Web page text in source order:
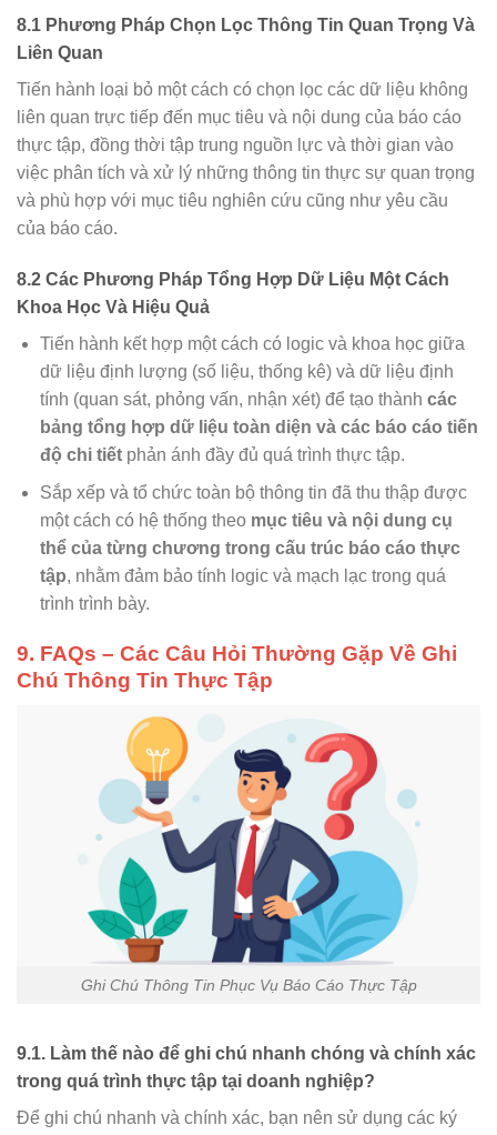
8.1 Phương Pháp Chọn Lọc Thông Tin Quan Trọng Và
Liên Quan
Tiến hành loại bỏ một cách có chọn lọc các dữ liệu không
liên quan trực tiếp đến mục tiêu và nội dung của báo cáo
thực tập, đồng thời tập trung nguồn lực và thời gian vào
việc phân tích và xử lý những thông tin thực sự quan trọng
và phù hợp với mục tiêu nghiên cứu cũng như yêu cầu
của báo cáo.
8.2 Các Phương Pháp Tổng Hợp Dữ Liệu Một Cách
Khoa Học Và Hiệu Quả
Tiến hành kết hợp một cách có logic và khoa học giữa
dữ liệu định lượng (số liệu, thống kê) và dữ liệu định
tính (quan sát, phỏng vấn, nhận xét) để tạo thành các
bảng tổng hợp dữ liệu toàn diện và các báo cáo tiến
độ chi tiếtphản ánh đầy đủ quá trình thực tập.
Sắp xếp và tổ chức toàn bộ thông tin đã thu thập được
một cách có hệ thống theo mục tiêu và nội dung cụ
thể của từng chương trong cấu trúc báo cáo thực
tập, nhằm đảm bảo tính logic và mạch lạc trong quá
trình trình bày.
9. FAQs – Các Câu Hỏi Thường Gặp Về Ghi
Chú Thông Tin Thực Tập
Ghi Chú Thông Tin Phục Vụ Báo Cáo Thực Tập
9.1. Làm thế nào để ghi chú nhanh chóng và chính xác
trong quá trình thực tập tại doanh nghiệp?
Để ghi chú nhanh và chính xác, bạn nên sử dụng các ký